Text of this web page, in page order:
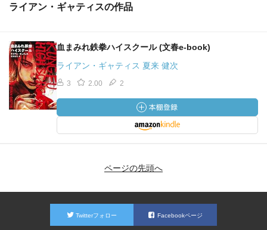
ライアン・ギャティスの作品
血まみれ鉄拳ハイスクール (文春e-book)
ライアン・ギャティス 夏来 健次
3 2.00 2
ページの先頭へ
Twitterフォロー Facebookページ